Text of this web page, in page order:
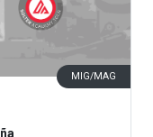
MIG/MAG